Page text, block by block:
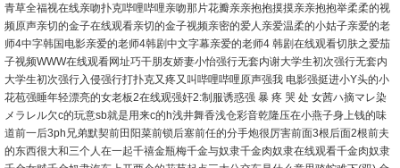
青草全福视在线亲吻扑克哔哩哔哩亲吻那片花瓣亲亲抱抱摸摸亲亲抱抱举柔柔的视
频原声亲切的金子在线观看亲切的金子视频亲密的爱人 亲爱温柔的小姑子亲爱的老
师4中字韩国电影亲爱的老师4韩剧中文字幕亲爱的老师4 韩剧在线观看切肤之爱茄
子视频WWW在线观看网址巧干朋友娇妻小怡强行无套内谢大学生初次强行无套内
大学生初次强行入侵强行打扑克又疼又叫哔哩哔哩原声强我 电影强挺进小Y头的小
花苞强睡年轻漂亮的女老板2在线观强奸2:制服诱惑强 暴 疼 哭 处 女茜ハ摘マレ染
メラレル欠c的玩意sb就是用来c的h浅井舞香浅仓彩音乾隆压在小燕子身上钱的味
道前一后3ph兄弟默契前田阳菜前锁后塞前任的分手炮很厉害前面3根后面2根前夫
的东西很大和三个人在一起千禧金瓶梅千金与奴隶千金肉奴隶在线观看千金肉奴隶